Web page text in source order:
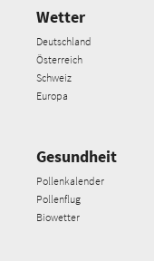
Wetter
Deutschland
Österreich
Schweiz
Europa
Gesundheit
Pollenkalender
Pollenflug
Biowetter